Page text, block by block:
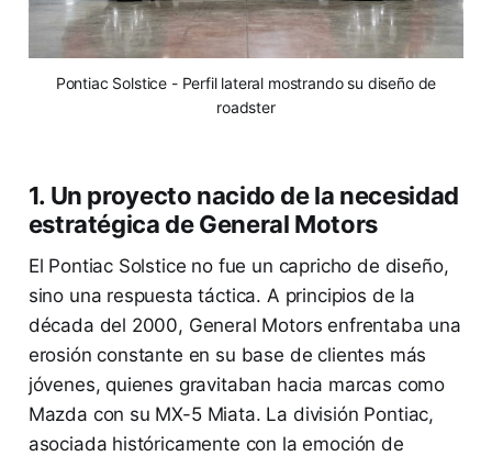
Pontiac Solstice - Perfil lateral mostrando su diseño de
roadster
1. Un proyecto nacido de la necesidad
estratégica de General Motors
El Pontiac Solstice no fue un capricho de diseño,
sino una respuesta táctica. A principios de la
década del 2000, General Motors enfrentaba una
erosión constante en su base de clientes más
jóvenes, quienes gravitaban hacia marcas como
Mazda con su MX-5 Miata. La división Pontiac,
asociada históricamente con la emoción de